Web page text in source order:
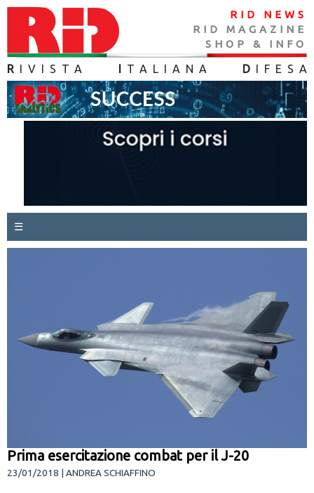
RID NEWS
RID MAGAZINE
SHOP & INFO
R IVISTA TALIANA D IFES A
☰
Prima esercitazione combat per il J-20
23/01/2018 | ANDREA SCHIAFFINO